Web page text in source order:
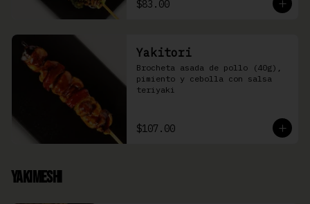
$83.00
Yakitori
Brocheta asada de pollo (40g),
pimiento y cebolla con salsa
teriyaki
$107.00
Yakimeshi